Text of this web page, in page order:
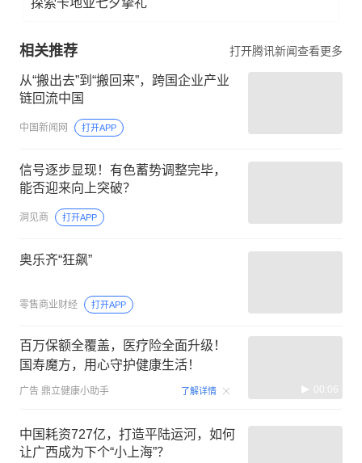
相关推荐 打开腾讯新闻查看更多
从“搬出去”到“搬回来”，跨国企业产业
链回流中国
中国新闻网 打开APP
信号逐步显现！有色蓄势调整完毕，
能否迎来向上突破？
洞见商 打开APP
奥乐齐“狂飙”
零售商业财经 打开APP
百万保额全覆盖，医疗险全面升级！
国寿魔方，用心守护健康生活！
广告 鼎立健康小助手 了解详情 00:06
中国耗资727亿，打造平陆运河，如何
让广西成为下个“小上海”？